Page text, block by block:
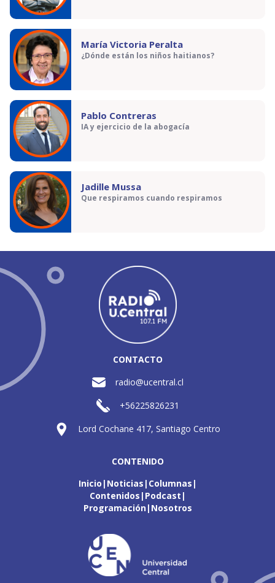
María Victoria Peralta
¿Dónde están los niños haitianos?
Pablo Contreras
IA y ejercicio de la abogacía
Jadille Mussa
Que respiramos cuando respiramos
CONTACTO
radio@ucentral.cl
+56225826231
Lord Cochane 417, Santiago Centro
CONTENIDO
Inicio Noticias Columnas
Contenidos Podcast
Programación Nosotros